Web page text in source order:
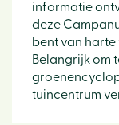
informatie
deze
bent van harte
Belangrijk om
tuincentrum